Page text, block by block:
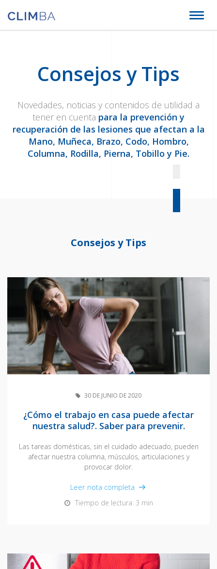
Climba
Consejos y Tips
Novedades, noticias y contenidos de utilidad a
tener en cuenta para la prevención y
recuperación de las lesiones que afectan a la
Mano, Muñeca, Brazo, Codo, Hombro,
Columna, Rodilla, Pierna, Tobillo y Pie.
Consejos y Tips
30 DE JUNIO DE 2020
¿Cómo el trabajo en casa puede afectar
nuestra salud?. Saber para prevenir.
Las tareas domésticas, sin el cuidado adecuado, pueden
afectar nuestra columna, músculos, articulaciones y
provocar dolor.
Leer nota completa
Tiempo de lectura: 3 min